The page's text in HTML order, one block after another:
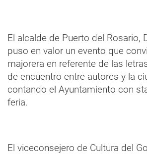
El alcalde de Puerto del Rosario,
puso en valor un evento que
majorera en referente de las
de encuentro entre autores y la
contando el Ayuntamiento con
feria.
El viceconsejero de Cultura del